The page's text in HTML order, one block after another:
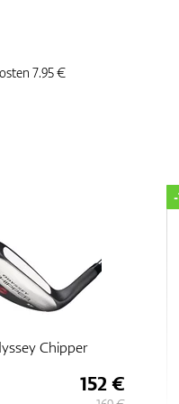
7.95 €
Chipper
152 €